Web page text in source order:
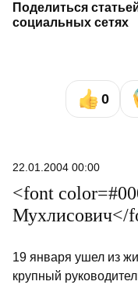
Поделиться
социальных сетях
0
22.01.2004 00:00
<font
Мухлисович</
19 января ушел из
крупный